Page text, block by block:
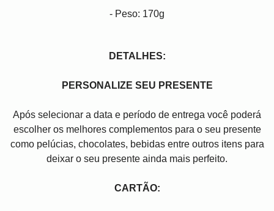
- Peso: 170g
DETALHES:
PERSONALIZE SEU PRESENTE
Após selecionar a data e período de entrega você poder
escolher os melhores complementos para o seu presente
como pelúcias, chocolates, bebidas entre outros itens para
deixar o seu presente ainda mais perfeito.
CARTÃO: